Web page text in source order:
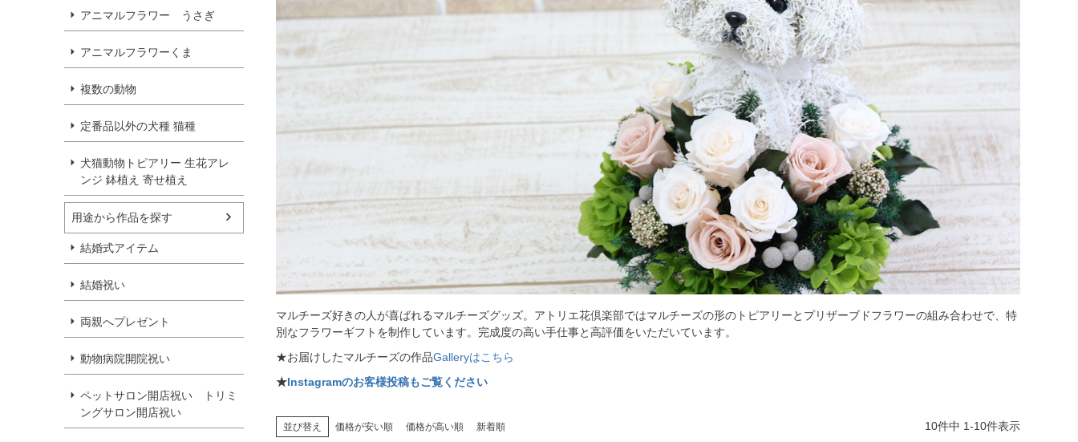
アニマルフラワー うさぎ
アニマルフラワーくま
複数の動物
定番品以外の犬種 猫種
犬猫動物トピアリー 生花アレ
ンジ 鉢植え 寄せ植え
用途から作品を探す
結婚式アイテム
結婚祝い
両親へプレゼント
動物病院開院祝い
ペットサロン開店祝い トリミ
ングサロン開店祝い
マルチーズ好きの人が喜ばれるマルチーズグッズ。アトリエ花倶楽部ではマルチーズの形のトピアリーとプリザーブドフラワーの組み合わせで、特
別なフラワーギフトを制作しています。完成度の高い手仕事と高評価をいただいています。
★お届けしたマルチーズの作品Galleryはこちら
★Instagramのお客様投稿もご覧ください
並び替え 価格が安い順 価格が高い順 新着順 10件中 1-10件表示